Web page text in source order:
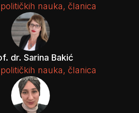
nauka, članica
dr. Sarina Bakić
nauka, članica